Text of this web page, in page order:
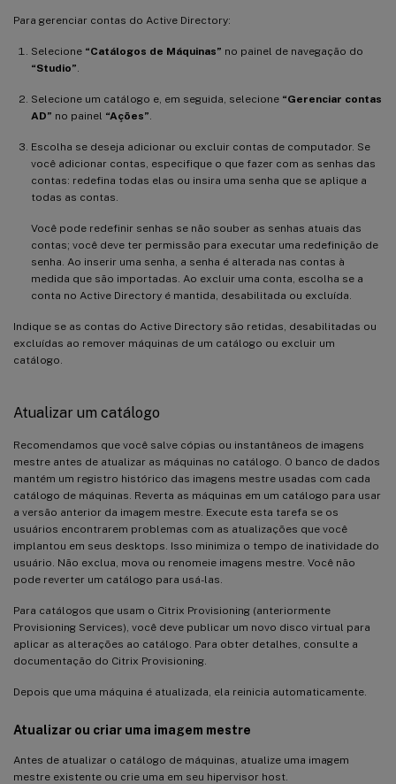
Para gerenciar contas do Active Directory:
Selecione “Catálogos de Máquinas” no painel de navegação do
“Studio”
Selecione um catálogo e, em seguida, selecione “Gerenciar contas
AD” no painel “Ações”
Escolha se deseja adicionar ou excluir contas de computador. Se
você adicionar contas, especifique o que fazer com as senhas das
contas: redefina todas elas ou insira uma senha que se aplique a
todas as contas.
Você pode redefinir senhas se não souber as senhas atuais das
contas; você deve ter permissão para executar uma redefinição de
senha. Ao inserir uma senha, a senha é alterada nas contas à
medida que são importadas. Ao excluir uma conta, escolha se a
conta no Active Directory é mantida, desabilitada ou excluída.
Indique se as contas do Active Directory são retidas, desabilitadas ou
excluídas ao remover máquinas de um catálogo ou excluir um
catálogo.
Atualizar um catálogo
Recomendamos que você salve cópias ou instantâneos de imagens
mestre antes de atualizar as máquinas no catálogo. O banco de dados
mantém um registro histórico das imagens mestre usadas com cada
catálogo de máquinas. Reverta as máquinas em um catálogo para usar
a versão anterior da imagem mestre. Execute esta tarefa se os
usuários encontrarem problemas com as atualizações que você
implantou em seus desktops. Isso minimiza o tempo de inatividade do
usuário. Não exclua, mova ou renomeie imagens mestre. Você não
pode reverter um catálogo para usá-las.
Para catálogos que usam o Citrix Provisioning (anteriormente
Provisioning Services), você deve publicar um novo disco virtual para
aplicar as alterações ao catálogo. Para obter detalhes, consulte a
documentação do Citrix Provisioning.
Depois que uma máquina é atualizada, ela reinicia automaticamente.
Atualizar ou criar uma imagem mestre
Antes de atualizar o catálogo de máquinas, atualize uma imagem
mestre existente ou crie uma em seu hipervisor host.